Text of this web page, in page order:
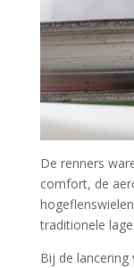
De renners
comfort, de
traditionele
Bij de lancering